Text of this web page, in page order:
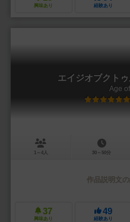
興味あり 経験あり
エイジオブクト
Age
1～4人 30～50分
作品説明文
37
興味あり
49
経験あり